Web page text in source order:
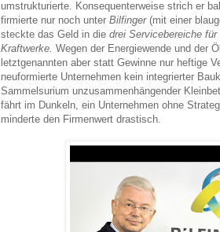
umstrukturierte. Konsequenterweise strich er
firmierte nur noch unter Bilfinger (mit einer
steckte das Geld in die drei Servicebereiche
Kraftwerke. Wegen der Energiewende und der
letztgenannten aber statt Gewinne nur heftige
neuformierte Unternehmen kein integrierter
Sammelsurium unzusammenhängender
fährt im Dunkeln, ein Unternehmen ohne
minderte den Firmenwert drastisch.